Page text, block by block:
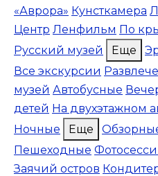
«Аврора» Кунсткамера
Центр Ленфильм По
Русский музей
Еще
Все экскурсии
музей Автобусные
детей На двухэтажном
Ночные
Еще
Пешеходные
Заячий остров